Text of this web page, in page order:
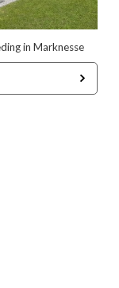
in Marknesse